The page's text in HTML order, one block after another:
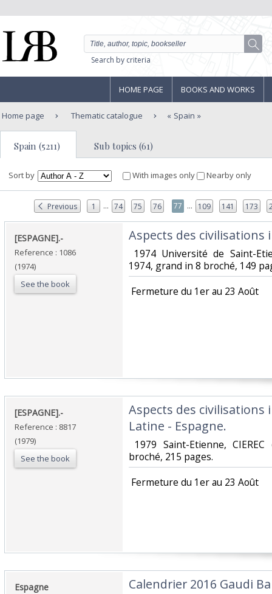
Search by criteria
HOME PAGE BOOKS AND WORKS
Home page Thematic catalogue Spain
Spain (5211) Sub topics (61)
Sort by With images only Nearby only
Previous 1 ... 74 75 76 77 ... 109 141 173
‎[ESPAGNE].-‎
Reference : 1086
(1974)
See the book
‎Aspects des civilisations
1974 Université de Saint-
1974, grand in 8 broché, 149
‎ Fermeture du 1er au 23 Août‎
‎[ESPAGNE].-‎
Reference : 8817
(1979)
See the book
‎Aspects des civilisations
Latine - Espagne.‎
1979 Saint-Etienne,
broché, 215 pages. ‎
‎ Fermeture du 1er au 23 Août‎
‎Espagne‎ ‎Calendrier 2016 Gaudi